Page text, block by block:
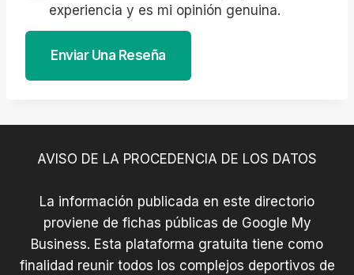
experiencia y es mi opinión genuina.
Enviar Una Reseña
AVISO DE LA PROCEDENCIA DE LOS DATOS
La información publicada en este directorio
proviene de fichas públicas de Google My
Business. Esta plataforma gratuita tiene como
finalidad reunir todos los complejos deportivos de